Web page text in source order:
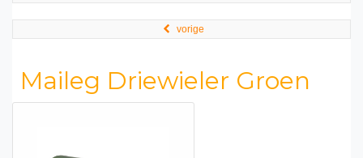
vorige
Maileg Driewieler Groen